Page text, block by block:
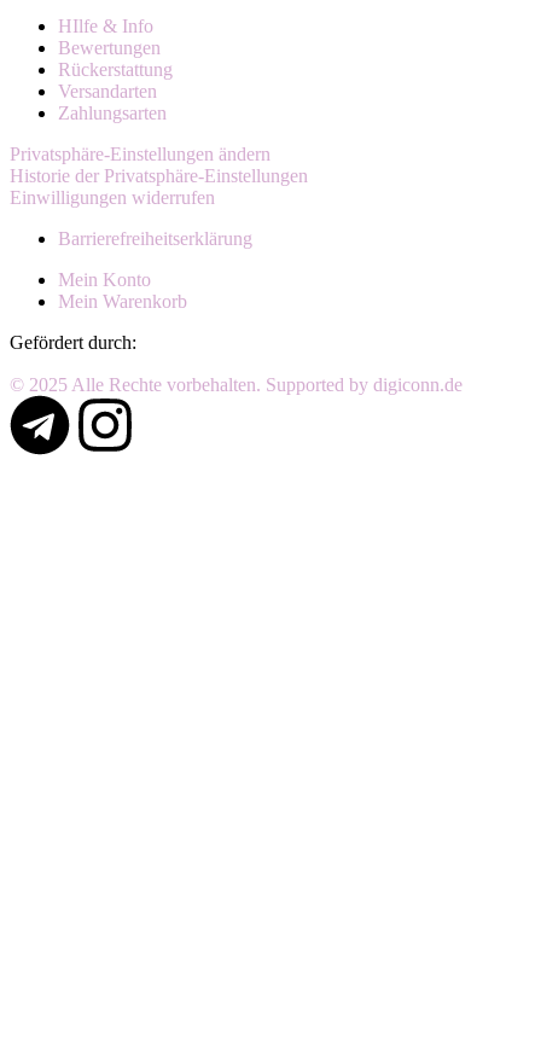
HIlfe & Info
Bewertungen
Rückerstattung
Versandarten
Zahlungsarten
Privatsphäre-Einstellungen ändern
Historie der Privatsphäre-Einstellungen
Einwilligungen widerrufen
Barrierefreiheitserklärung
Mein Konto
Mein Warenkorb
Gefördert durch:
© 2025 Alle Rechte vorbehalten. Supported by digiconn.de